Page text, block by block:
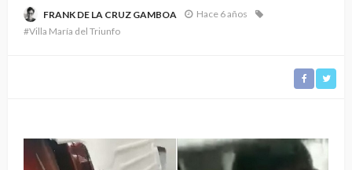
FRANK DE LA CRUZ GAMBOA
Hace 6 años
#Villa María del Triunfo